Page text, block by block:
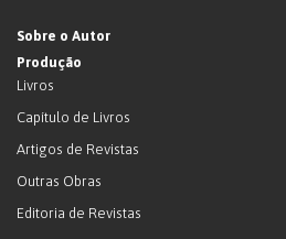
Sobre o Autor
Produção
Livros
Capítulo de Livros
Artigos de Revistas
Outras Obras
Editoria de Revistas